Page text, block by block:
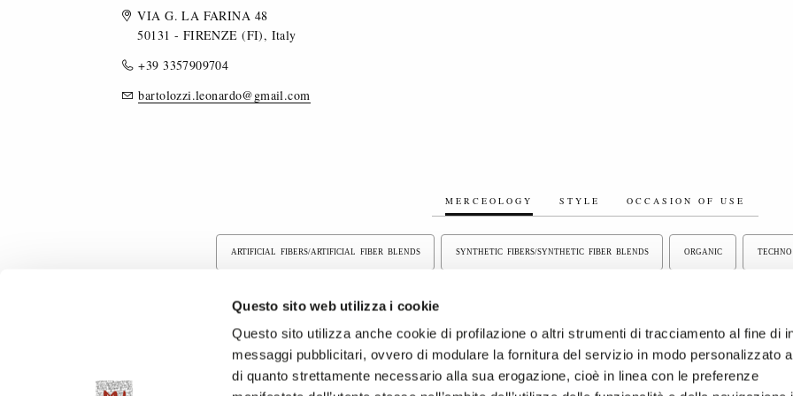
Questo sito web utilizza i cookie
Questo sito utilizza anche cookie di profilazione o altri strumenti di tracciamento al fine di
messaggi pubblicitari, ovvero di modulare la fornitura del servizio in modo personalizzato
di quanto strettamente necessario alla sua erogazione, cioè in linea con le preferenze
VIA G. LA FARINA 48
50131 - FIRENZE (FI), Italy
+39 3357909704
bartolozzi.leonardo@gmail.com
MERCEOLOGY STYLE OCCASION OF USE
ARTIFICIAL FIBERS/ARTIFICIAL FIBER BLENDS SYNTHETIC FIBERS/SYNTHETIC FIBER BLENDS ORGANIC
FLOCKED FABRICS RECYCLED FABRICS PIECE DYED FABRICS YARN DYED FABRICS WOOL, WOOL